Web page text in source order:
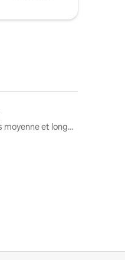
Locations moyenne et longue durée